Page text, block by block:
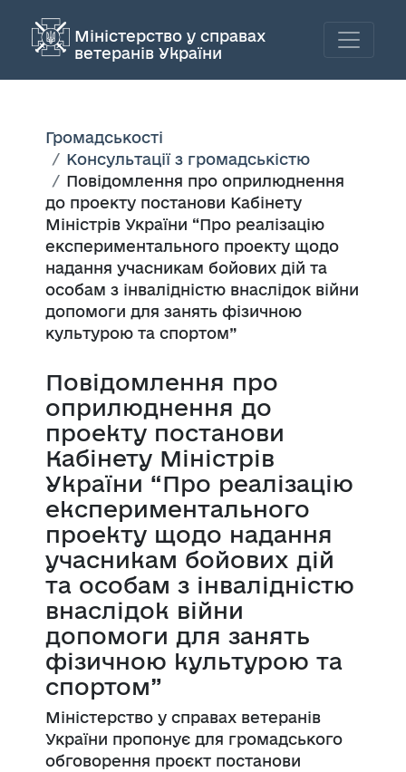
Міністерство у справах
ветеранів України
Громадськості
Консультації з громадськістю
Повідомлення про оприлюднення
до проекту постанови Кабінету
Міністрів України “Про реалізацію
експериментального проекту щодо
надання учасникам бойових дій та
особам з інвалідністю внаслідок війни
допомоги для занять фізичною
культурою та спортом”
Повідомлення про
оприлюднення до
проекту постанови
Кабінету Міністрів
України “Про реалізацію
експериментального
проекту щодо надання
учасникам бойових дій
та особам з інвалідністю
внаслідок війни
допомоги для занять
фізичною культурою та
спортом”
Міністерство у справах ветеранів
України пропонує для громадського
обговорення проєкт постанови